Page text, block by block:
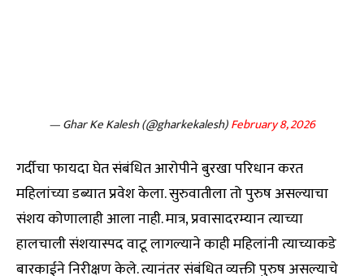
— Ghar Ke Kalesh (@gharkekalesh)February 8, 2026
गर्दीचा फायदा घेत संबंधित आरोपीने बुरखा परिधान करत
महिलांच्या डब्यात प्रवेश केला. सुरुवातीला तो पुरुष असल्याचा
संशय कोणालाही आला नाही. मात्र, प्रवासादरम्यान त्याच्या
हालचाली संशयास्पद वाटू लागल्याने काही महिलांनी त्याच्याकडे
बारकाईने निरीक्षण केले. त्यानंतर संबंधित व्यक्ती पुरुष असल्याचे